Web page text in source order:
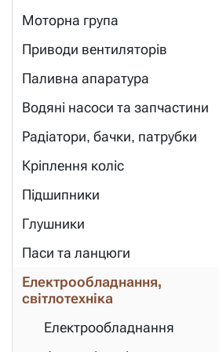
Моторна група
Приводи вентиляторів
Паливна апаратура
Водяні насоси та запчастини
Радіатори, бачки, патрубки
Кріплення коліс
Підшипники
Глушники
Паси та ланцюги
Електрообладнання,
світлотехніка
Електрообладнання